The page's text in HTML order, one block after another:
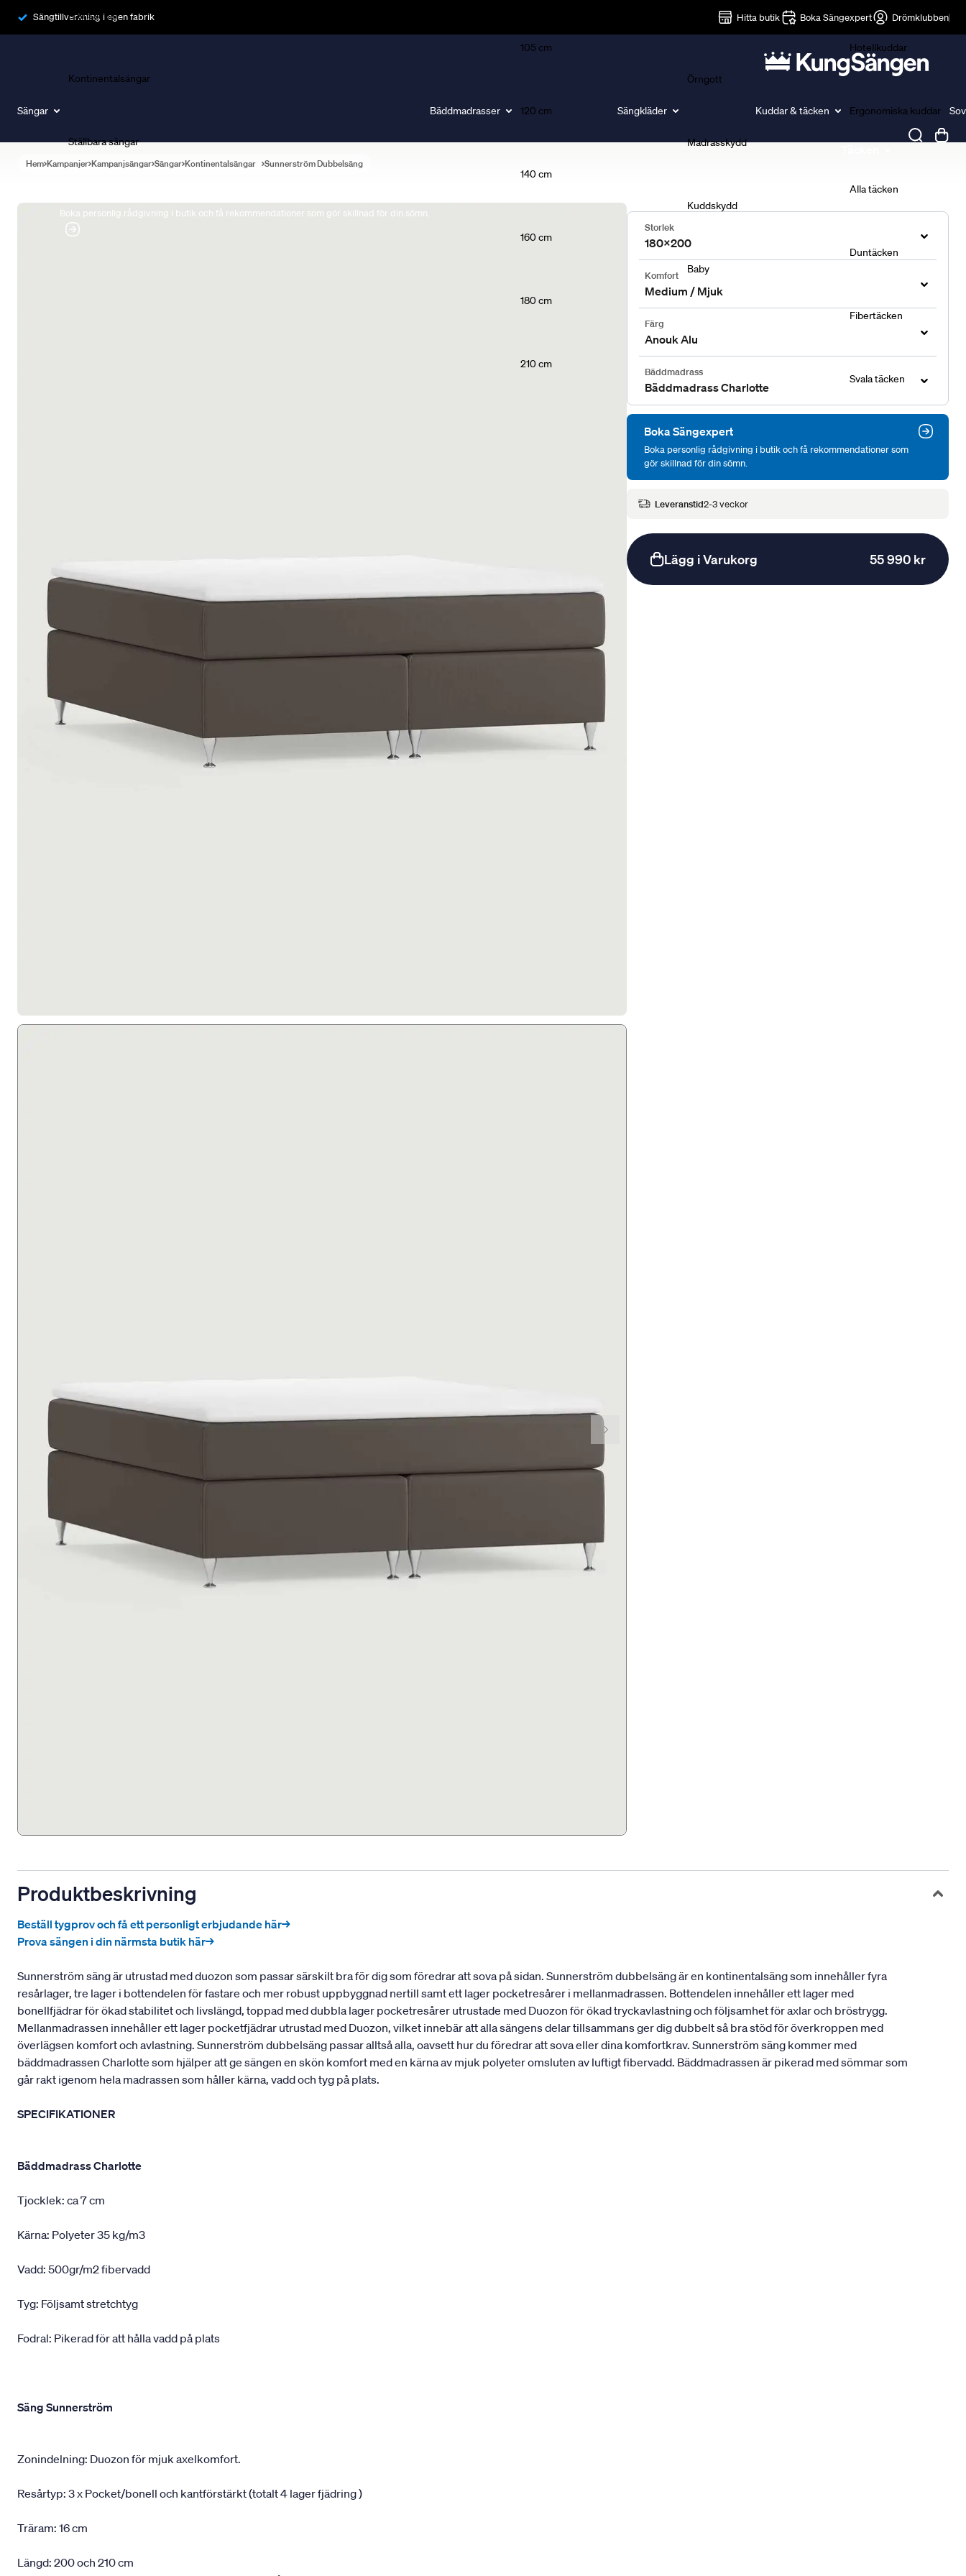
Sängtillverkning i egen fabrik Hitta butik Boka Sängexpert Drömklubben
Sängar
Ramsängar
Kontinentalsängar
Ställbara sängar
Boka personlig rådgivning i butik och få rekommendationer som gör skillnad för din sömn.
Bäddmadrasser
105 cm
120 cm
140 cm
160 cm
180 cm
210 cm
Sängkläder
Örngott
Madrasskydd
Kuddskydd
Baby
Kuddar & täcken
Hotellkuddar
Ergonomiska kuddar
Alla täcken
Duntäcken
Fibertäcken
Svala täcken
Hem Kampanjer Kampanjsängar Sängar Kontinentalsängar Sunnerström Dubbelsäng
Storlek
180x200
Komfort
Medium / Mjuk
Färg
Anouk Alu
Bäddmadrass
Bäddmadrass Charlotte
Boka Sängexpert
Boka personlig rådgivning i butik och få rekommendationer som
gör skillnad för din sömn.
Leveranstid2-3 veckor
Lägg i Varukorg 55 990 kr
Produktbeskrivning
Beställ tygprov och få ett personligt erbjudande här→
Prova sängen i din närmsta butik här→
Sunnerström säng är utrustad med duozon som passar särskilt bra för dig som föredrar att sova på sidan. Sunnerström dubbelsäng är en kontinentalsäng som innehåller fyra
resårlager, tre lager i bottendelen för fastare och mer robust uppbyggnad nertill samt ett lager pocketresårer i mellanmadrassen. Bottendelen innehåller ett lager med
bonellfjädrar för ökad stabilitet och livslängd, toppad med dubbla lager pocketresårer utrustade med Duozon för ökad tryckavlastning och följsamhet för axlar och bröstrygg.
Mellanmadrassen innehåller ett lager pocketfjädrar utrustad med Duozon, vilket innebär att alla sängens delar tillsammans ger dig dubbelt så bra stöd för överkroppen med
överlägsen komfort och avlastning. Sunnerström dubbelsäng passar alltså alla, oavsett hur du föredrar att sova eller dina komfortkrav. Sunnerström säng kommer med
bäddmadrassen Charlotte som hjälper att ge sängen en skön komfort med en kärna av mjuk polyeter omsluten av luftigt fibervadd. Bäddmadrassen är pikerad med sömmar som
går rakt igenom hela madrassen som håller kärna, vadd och tyg på plats.
SPECIFIKATIONER
Bäddmadrass Charlotte
Tjocklek: ca 7 cm
Kärna: Polyeter 35 kg/m3
Vadd: 500gr/m2 fibervadd
Tyg: Följsamt stretchtyg
Fodral: Pikerad för att hålla vadd på plats
Säng Sunnerström
Zonindelning: Duozon för mjuk axelkomfort.
Resårtyp: 3 x Pocket/bonell och kantförstärkt (totalt 4 lager fjädring )
Träram: 16 cm
Längd: 200 och 210 cm